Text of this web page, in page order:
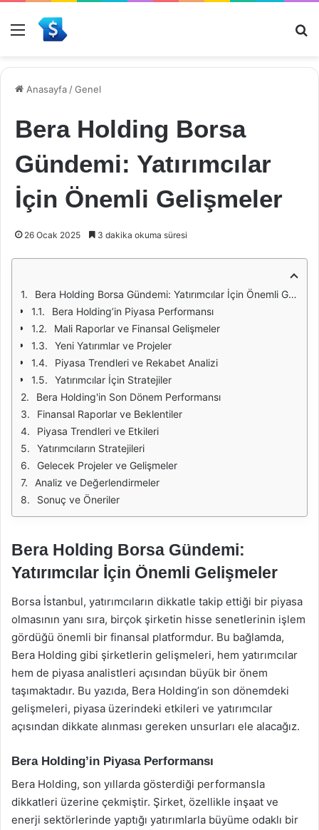
Menü
Anasayfa /Genel
Bera Holding Borsa
Gündemi: Yatırımcılar
İçin Önemli Gelişmeler
26 Ocak 2025 3 dakika okuma süresi
Bera Holding Borsa Gündemi: Yatırımcılar İçin Önemli Gelişmeler
Bera Holding’in Piyasa Performansı
Mali Raporlar ve Finansal Gelişmeler
Yeni Yatırımlar ve Projeler
Piyasa Trendleri ve Rekabet Analizi
Yatırımcılar İçin Stratejiler
Bera Holding'in Son Dönem Performansı
Finansal Raporlar ve Beklentiler
Piyasa Trendleri ve Etkileri
Yatırımcıların Stratejileri
Gelecek Projeler ve Gelişmeler
Analiz ve Değerlendirmeler
Sonuç ve Öneriler
Bera Holding Borsa Gündemi:
Yatırımcılar İçin Önemli Gelişmeler
Borsa İstanbul, yatırımcıların dikkatle takip ettiği bir piyasa
olmasının yanı sıra, birçok şirketin hisse senetlerinin işlem
gördüğü önemli bir finansal platformdur. Bu bağlamda,
Bera Holding gibi şirketlerin gelişmeleri, hem yatırımcılar
hem de piyasa analistleri açısından büyük bir önem
taşımaktadır. Bu yazıda, Bera Holding’in son dönemdeki
gelişmeleri, piyasa üzerindeki etkileri ve yatırımcılar
açısından dikkate alınması gereken unsurları ele alacağız.
Bera Holding’in Piyasa Performansı
Bera Holding, son yıllarda gösterdiği performansla
dikkatleri üzerine çekmiştir. Şirket, özellikle inşaat ve
enerji sektörlerinde yaptığı yatırımlarla büyüme odaklı bir